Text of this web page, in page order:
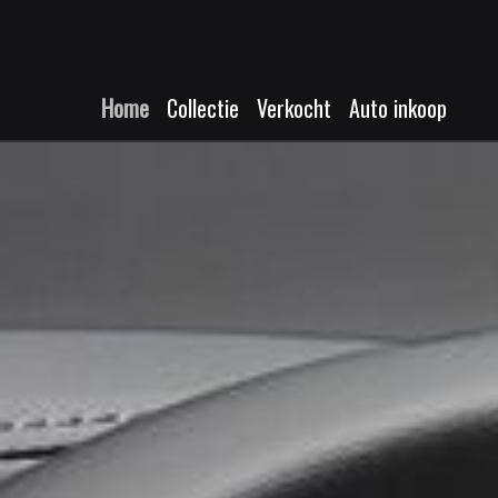
Home Collectie Verkocht Auto inkoop